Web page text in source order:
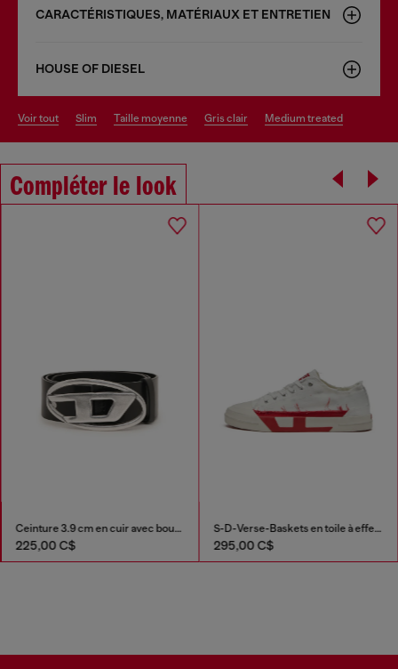
CARACTÉRISTIQUES, MATÉRIAUX ET ENTRETIEN
HOUSE OF DIESEL
voir tout slim taille moyenne gris clair medium treated
Compléter le look
Ceinture 3.9 cm en cuir avec boucle D
225,00 C$
S-D-Verse-Baskets en toile à effet sali
295,00 C$